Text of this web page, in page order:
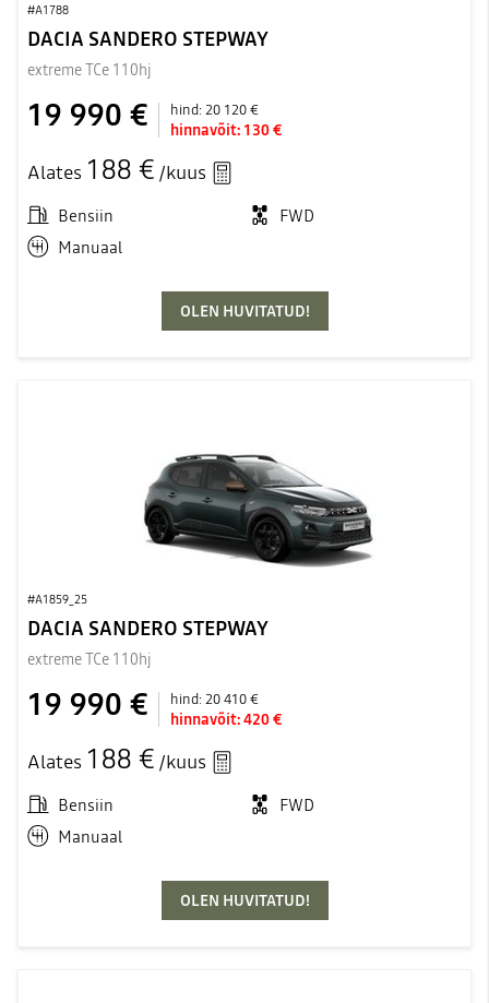
#A1788
DACIA SANDERO STEPWAY
extreme TCe 110hj
19 990 € hind:20 120 €
hinnavõit: 130 €
Alates 188 € /kuus
Bensiin
FWD
Manuaal
OLEN HUVITATUD!
#A1859_25
DACIA SANDERO STEPWAY
extreme TCe 110hj
19 990 € hind:20 410 €
hinnavõit:420 €
Alates 188 € /kuus
Bensiin
FWD
Manuaal
OLEN HUVITATUD!